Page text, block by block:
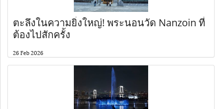
ตะลึงในความยิ่งใหญ่! พระนอนวัด Nanzoin ที่
ต้องไปสักครั้ง
26 Feb 2026